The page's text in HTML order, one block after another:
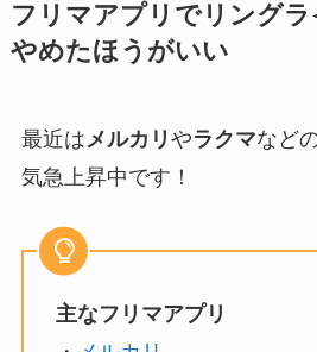
フリマアプリでリング
やめたほうがいい
最近はメルカリ やラクマなど
気急上昇中です！
主なフリマアプリ